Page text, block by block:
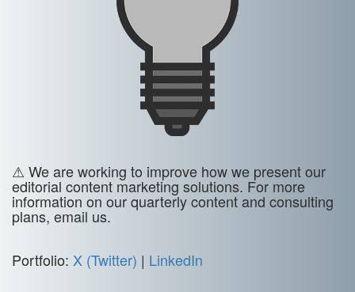
⚠ We are working to improve how we present our
editorial content marketing solutions. For more
information on our quarterly content and consulting
plans, email us.
Portfolio: X (Twitter) | LinkedIn